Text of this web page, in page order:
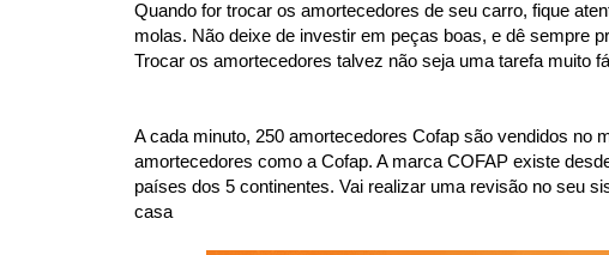
Quando for trocar os amortecedores de seu carro, fique
molas. Não deixe de investir em peças boas, e dê sempre
Trocar os amortecedores talvez não seja uma tarefa muito
A cada minuto, 250 amortecedores Cofap são vendidos no
amortecedores como a Cofap. A marca COFAP existe
países dos 5 continentes. Vai realizar uma revisão no seu
casa